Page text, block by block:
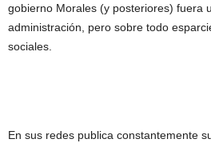
gobierno Morales (y posteriores) fuera
administración, pero sobre todo
sociales.
En sus redes publica constantemente